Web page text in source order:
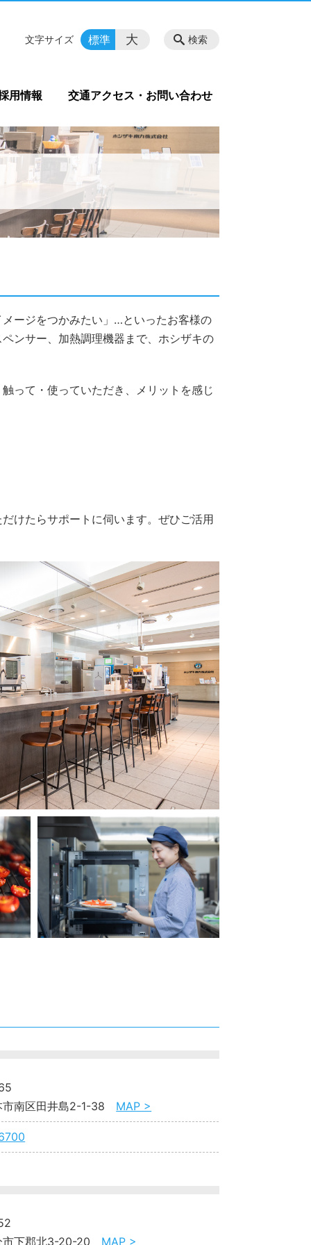
用情報 交通アクセス・お問い合わせ
検索
文字サイズ 標準 大
ージをつかみたい」…といったお客様の
ンサー、加熱調理機器まで、ホシザキの
って・使っていただき、メリットを感じ
けたらサポートに伺います。ぜひご活用
市南区田井島2-1-38 MAP >
市下郡北3-20-20 MAP >